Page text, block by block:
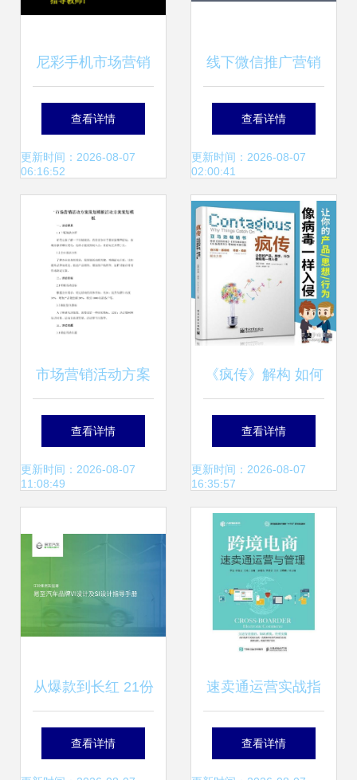
尼彩手机市场营销
策划方案
查看详情
更新时间：2026-08-07
06:16:52
线下微信推广营销
方案汇总 以
www.95511.cn网站
为例的线下活动推
广策划
查看详情
更新时间：2026-08-07
02:00:41
市场营销活动方案
策划模板
查看详情
更新时间：2026-08-07
11:08:49
《疯传》解构 如何
让产品与思想像病
毒一样入侵人心
查看详情
更新时间：2026-08-07
16:35:57
从爆款到长红 21份
种草带货营销策划
查看详情
速卖通运营实战指
南 从店铺搭建到营
查看详情